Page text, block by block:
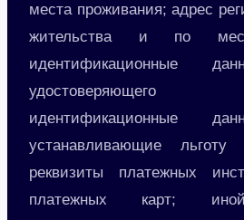
места проживания; адрес
жительства и по
идентификационные
идентификационные
устанавливающие льготу
реквизиты платежных
платежных карт;